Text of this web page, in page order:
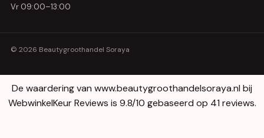
Vr 09:00–13:00
© 2026 Beautygroothandel Soraya
De waardering van www.beautygroothandelsoraya.nl bij
WebwinkelKeur Reviews is 9.8/10 gebaseerd op 41 reviews.